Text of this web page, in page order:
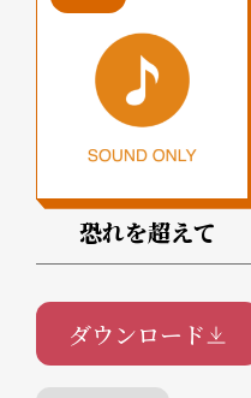
恐れを超えて
ダウンロード